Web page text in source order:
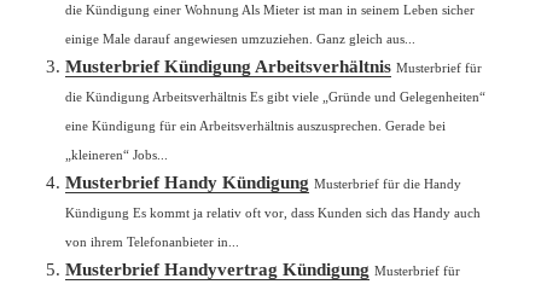
die Kündigung einer Wohnung Als Mieter ist man in seinem Leben sicher
einige Male darauf angewiesen umzuziehen. Ganz gleich aus...
Musterbrief Kündigung Arbeitsverhältnis Musterbrief für
die Kündigung Arbeitsverhältnis Es gibt viele „Gründe und Gelegenheiten“
eine Kündigung für ein Arbeitsverhältnis auszusprechen. Gerade bei
„kleineren“ Jobs...
Musterbrief Handy Kündigung Musterbrief für die Handy
Kündigung Es kommt ja relativ oft vor, dass Kunden sich das Handy auch
von ihrem Telefonanbieter in...
Musterbrief Handyvertrag Kündigung Musterbrief für